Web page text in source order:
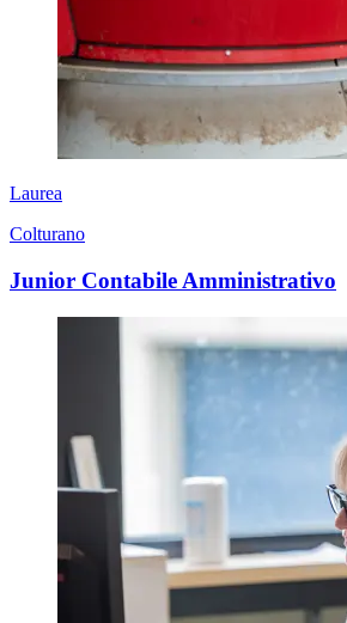
Laurea
Colturano
Junior Contabile Amministrativo